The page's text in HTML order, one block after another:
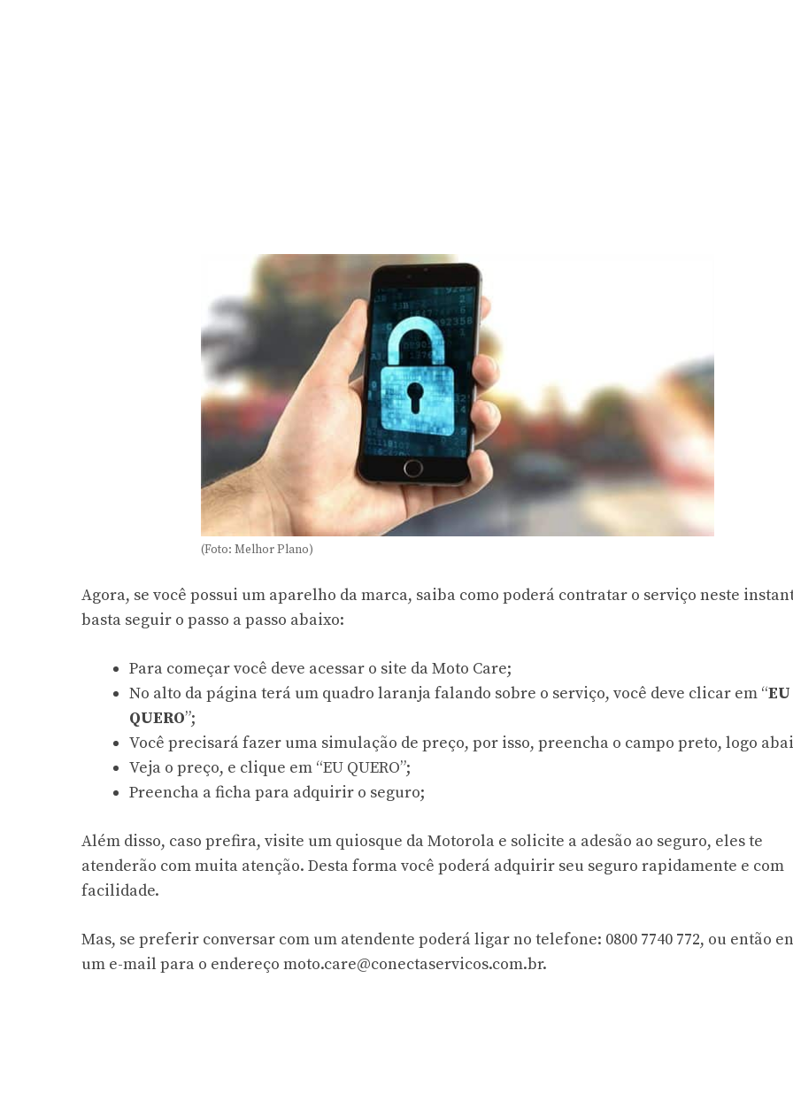
(Foto: Melhor Plano)
Agora, se você possui um aparelho da marca, saiba como poderá contratar o serviço neste
basta seguir o passo a passo abaixo:
Para começar você deve acessar o site da Moto Care;
No alto da página terá um quadro laranja falando sobre o serviço, você deve clicar em “EU
QUERO”;
Você precisará fazer uma simulação de preço, por isso, preencha o campo preto, logo
Veja o preço, e clique em “EU QUERO”;
Preencha a ficha para adquirir o seguro;
Além disso, caso prefira, visite um quiosque da Motorola e solicite a adesão ao seguro, eles te
atenderão com muita atenção. Desta forma você poderá adquirir seu seguro rapidamente e com
facilidade.
Mas, se preferir conversar com um atendente poderá ligar no telefone: 0800 7740 772, ou então
um e-mail para o endereço moto.care@conectaservicos.com.br.